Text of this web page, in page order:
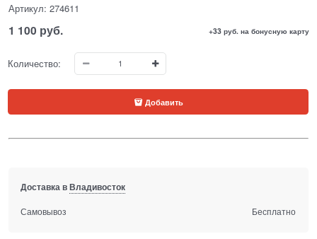
Артикул: 274611
1 100 руб. +33 руб. на бонусную карту
Количество:
Добавить
Доставка вВладивосток
Самовывоз Бесплатно